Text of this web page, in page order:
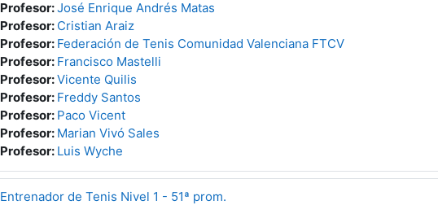
Profesor:José Enrique Andrés Matas
Profesor: Cristian Araiz
Profesor: Federación de Tenis Comunidad Valenciana FTCV
Profesor: Francisco Mastelli
Profesor:Vicente Quilis
Profesor: Freddy Santos
Profesor: Paco Vicent
Profesor: Marian Vivó Sales
Profesor: Luis Wyche
Entrenador de Tenis Nivel 1 - 51ª prom.